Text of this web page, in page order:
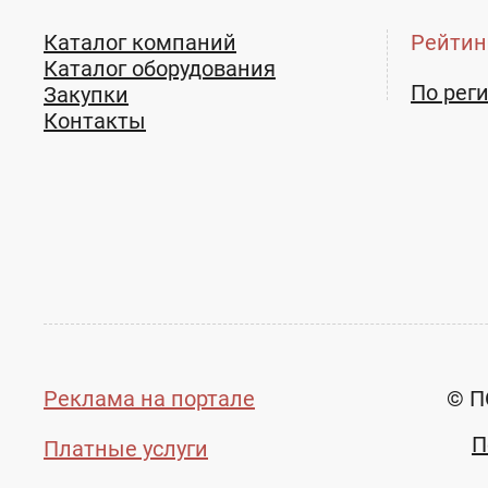
Каталог компаний
Каталог оборудования
Закупки
Контакты
По
Реклама на портале
Платные услуги
©